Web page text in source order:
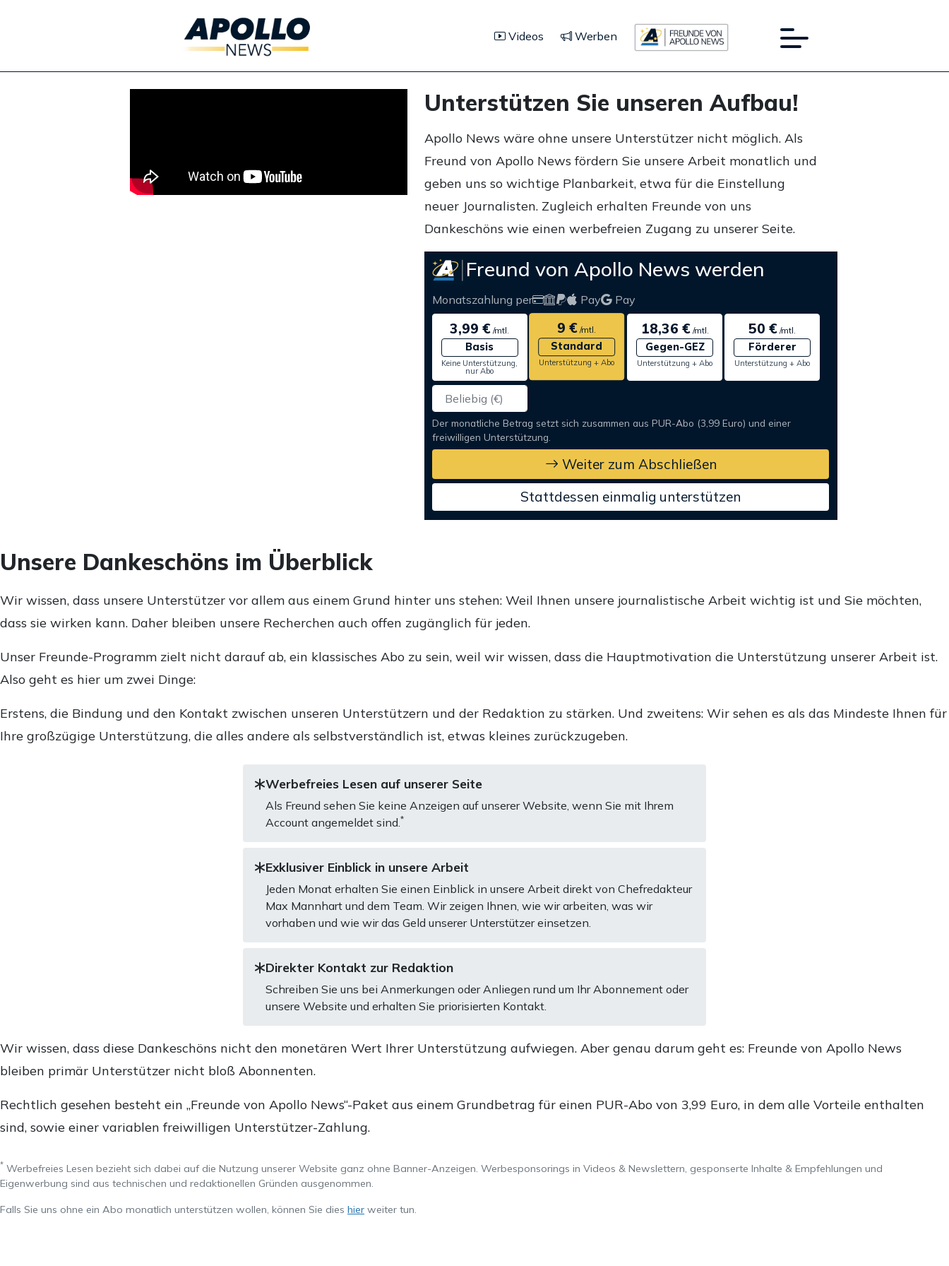
Videos Werben
Unterstützen Sie unseren Aufbau!
Apollo News wäre ohne unsere Unterstützer nicht möglich. Als
Freund von Apollo News fördern Sie unsere Arbeit monatlich und
geben uns so wichtige Planbarkeit, etwa für die Einstellung
neuer Journalisten. Zugleich erhalten Freunde von uns
Dankeschöns wie einen werbefreien Zugang zu unserer Seite.
Freund von Apollo News werden
Monatszahlung per Pay Pay
3,99 € /mtl.
Basis
Keine Unterstützung,
nur Abo
9 € /mtl.
Standard
Unterstützung + Abo
18,36 €/mtl.
Gegen-GEZ
Unterstützung + Abo
50 € /mtl.
Förderer
Unterstützung + Abo
Der monatliche Betrag setzt sich zusammen aus PUR-Abo (3,99 Euro) und einer
freiwilligen Unterstützung.
Weiter zum Abschließen
Stattdessen einmalig unterstützen
Unsere Dankeschöns im Überblick
Wir wissen, dass unsere Unterstützer vor allem aus einem Grund hinter uns stehen: Weil Ihnen unsere journalistische Arbeit wichtig ist und Sie möchten,
dass sie wirken kann. Daher bleiben unsere Recherchen auch offen zugänglich für jeden.
Unser Freunde-Programm zielt nicht darauf ab, ein klassisches Abo zu sein, weil wir wissen, dass die Hauptmotivation die Unterstützung unserer Arbeit ist.
Also geht es hier um zwei Dinge:
Erstens, die Bindung und den Kontakt zwischen unseren Unterstützern und der Redaktion zu stärken. Und zweitens: Wir sehen es als das Mindeste Ihnen für
Ihre großzügige Unterstützung, die alles andere als selbstverständlich ist, etwas kleines zurückzugeben.
Werbefreies Lesen auf unserer Seite
Als Freund sehen Sie keine Anzeigen auf unserer Website, wenn Sie mit Ihrem
Account angemeldet sind. *
Exklusiver Einblick in unsere Arbeit
Jeden Monat erhalten Sie einen Einblick in unsere Arbeit direkt von Chefredakteur
Max Mannhart und dem Team. Wir zeigen Ihnen, wie wir arbeiten, was wir
vorhaben und wie wir das Geld unserer Unterstützer einsetzen.
Direkter Kontakt zur Redaktion
Schreiben Sie uns bei Anmerkungen oder Anliegen rund um Ihr Abonnement oder
unsere Website und erhalten Sie priorisierten Kontakt.
Wir wissen, dass diese Dankeschöns nicht den monetären Wert Ihrer Unterstützung aufwiegen. Aber genau darum geht es: Freunde von Apollo News
bleiben primär Unterstützer nicht bloß Abonnenten.
Rechtlich gesehen besteht ein „Freunde von Apollo News“-Paket aus einem Grundbetrag für einen PUR-Abo von 3,99 Euro, in dem alle Vorteile enthalten
sind, sowie einer variablen freiwilligen Unterstützer-Zahlung.
* Werbefreies Lesen bezieht sich dabei auf die Nutzung unserer Website ganz ohne Banner-Anzeigen. Werbesponsorings in Videos & Newslettern, gesponserte Inhalte & Empfehlungen und
Eigenwerbung sind aus technischen und redaktionellen Gründen ausgenommen.
Falls Sie uns ohne ein Abo monatlich unterstützen wollen, können Sie dies hier weiter tun.